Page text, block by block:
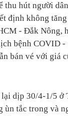
thu hút người
định không
- Đắk Nông,
bệnh COVID -
bán vé với giá
dịp 30/4-1/5 ở
tắc trong và